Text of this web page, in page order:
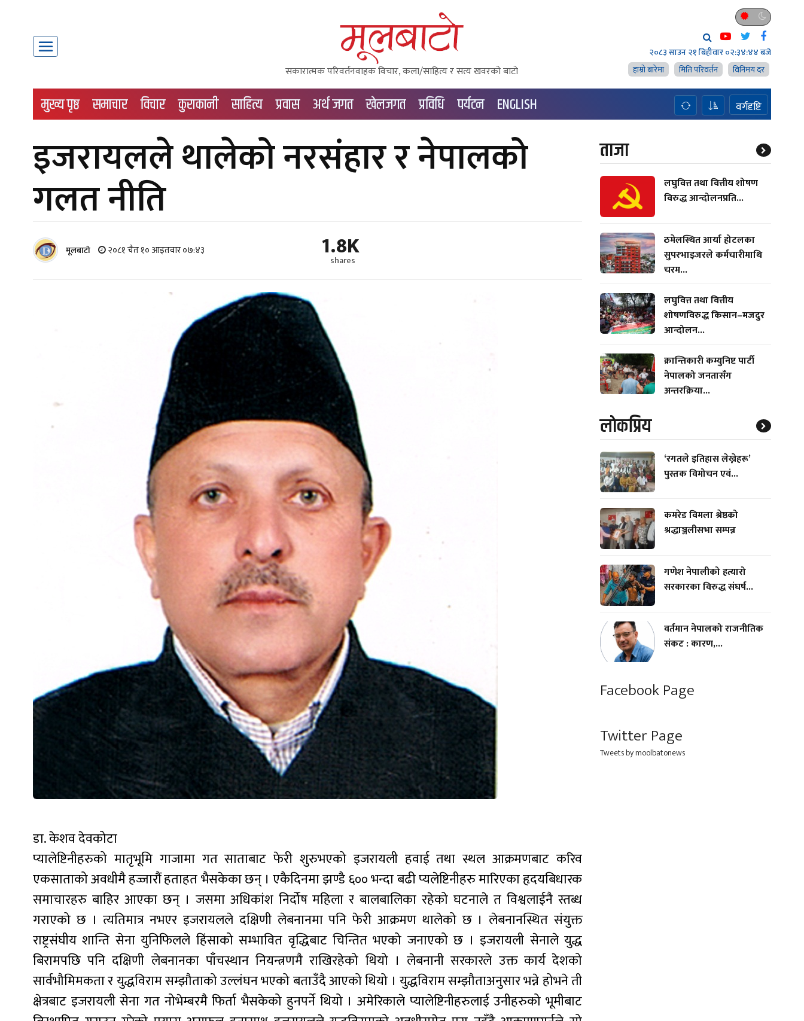
सकारात्मक परिवर्तनवाहक विचार, कला/साहित्य र सत्य खवरको बाटाे
२०८३ साउन २१ बिहीवार०२:३४:४५ बजे
हाम्राे बारेमा
मिति परिवर्तन विनिमय दर
मुख्य पृष्ठ समाचार विचार कुराकानी साहित्य प्रवास अर्थ जगत खेलजगत प्रविधि पर्यटन ENGLISH वर्गदृष्टि
इजरायलले थालेको नरसंहार र नेपालको
गलत नीति
मूलबाटाे २०८१ चैत १० आइतवार ०७:४३ 1.8K
shares
डा. केशव देवकोटा
प्यालेष्टिनीहरुको मातृभूमि गाजामा गत साताबाट फेरी शुरुभएको इजरायली हवाई तथा स्थल आक्रमणबाट करिव
एकसाताको अवधीमै हज्जारौं हताहत भैसकेका छन् । एकैदिनमा झण्डै ६०० भन्दा बढी प्यलेष्टिनीहरु मारिएका हृदयबिधारक
समाचारहरु बाहिर आएका छन् । जसमा अधिकांश निर्दोष महिला र बालबालिका रहेको घटनाले त विश्वलाईनै स्तब्ध
गराएको छ । त्यतिमात्र नभएर इजरायलले दक्षिणी लेबनानमा पनि फेरी आक्रमण थालेको छ । लेबनानस्थित संयुक्त
राष्ट्रसंघीय शान्ति सेना युनिफिलले हिंसाको सम्भावित वृद्धिबाट चिन्तित भएको जनाएको छ । इजरायली सेनाले युद्ध
बिरामपछि पनि दक्षिणी लेबनानका पाँचस्थान नियन्त्रणमै राखिरहेको थियो । लेबनानी सरकारले उक्त कार्य देशको
सार्वभौमिमकता र युद्धविराम सम्झौताको उल्लंघन भएको बताउँदै आएको थियो । युद्धविराम सम्झौताअनुसार भन्ने होभने ती
क्षेत्रबाट इजरायली सेना गत नोभेम्बरमै फिर्ता भैसकेको हुनपर्ने थियो । अमेरिकाले प्यालेष्टिनीहरुलाई उनीहरुको भूमीबाट
ताजा
लघुवित्त तथा वित्तीय शोषण
विरुद्ध आन्दोलनप्रति...
ठमेलस्थित आर्या होटलका
सुपरभाइजरले कर्मचारीमाथि
चरम...
लघुवित्त तथा वित्तीय
शोषणविरुद्ध किसान–मजदुर
आन्दोलन...
क्रान्तिकारी कम्युनिष्ट पार्टी
नेपालको जनतासँग
अन्तरक्रिया...
लाेकप्रिय
‘रगतले इतिहास लेख्नेहरू’
पुस्तक विमोचन एवं...
कमरेड विमला श्रेष्ठको
श्रद्धाञ्जलीसभा सम्पन्न
गणेश नेपालीको हत्यारो
सरकारका विरुद्ध संघर्ष...
वर्तमान नेपालको राजनीतिक
संकट : कारण,...
Facebook Page
Twitter Page
Tweets by moolbatonews